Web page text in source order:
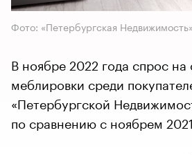
Фото: «Петербургская Недвижимость»
В ноябре 2022 года спрос на
меблировки среди
«Петербургской
по сравнению с ноябрем